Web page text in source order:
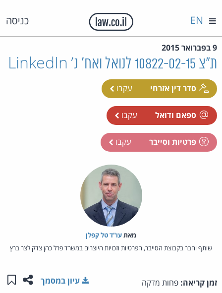
כניסה EN
9 בפברואר 2015
ת"צ 10822-02-15 לנואל ואח' נ' LinkedIn
סדר דין אזרחי עקבו
ספאם ודואל עקבו
פרטיות וסייבר עקבו
מאת‏עו"ד טל קפלן
שותף וחבר בקבוצת הסייבר, הפרטיות וזכויות היוצרים במשרד פרל כהן צדק לצר ברץ
זמן קריאה: פחות מדקה שתפו
עיון במסמך